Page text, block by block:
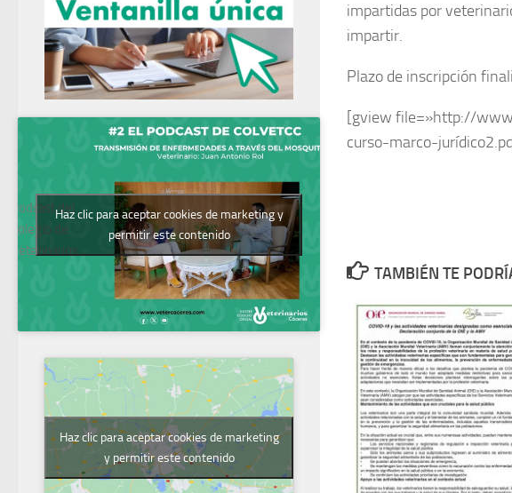
impartidas por
impartir.
Plazo de inscripción
[gview file=»http://
curso-marco-
TAMBIÉN TE
Podcast del
Colegio de
Veterinarios
Haz clic para aceptar cookies de marketing y
permitir este contenido
Haz clic para aceptar cookies de marketing
y permitir este contenido